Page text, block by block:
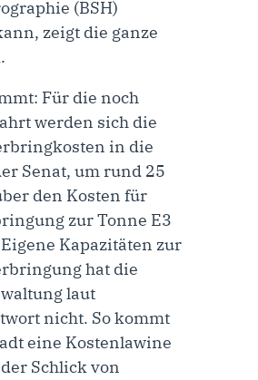
(BSH)
zeigt die ganze
Für die noch
werden sich die
in die
Senat, um rund 25
den Kosten für
zur Tonne E3
Kapazitäten zur
hat die
laut
nicht. So kommt
eine Kostenlawine
Schlick von